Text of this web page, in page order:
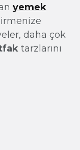
yemek
daha çok
tarzlarını